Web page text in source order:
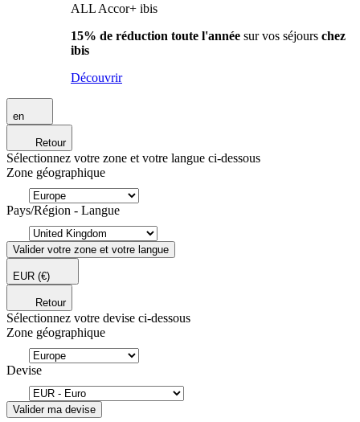
ALL Accor+ ibis
15% de réduction toute l'année sur vos séjours chez
ibis
Découvrir
en
Retour
Sélectionnez votre zone et votre langue ci-dessous
Zone géographique
Pays/Région - Langue
Valider votre zone et votre langue
EUR (€)
Retour
Sélectionnez votre devise ci-dessous
Zone géographique
Devise
Valider ma devise